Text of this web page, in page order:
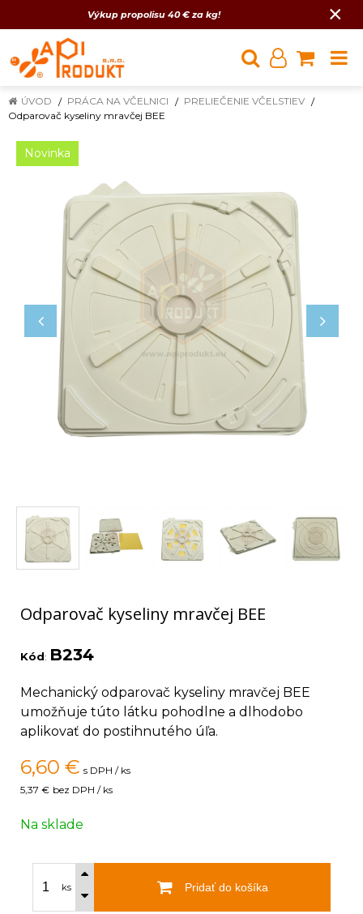
Výkup propolisu 40 € za kg! ×
ÚVOD PRÁCA NA VČELNICI
PRELIEČENIE VČELSTIEV
Odparovač kyseliny mravčej BEE
Novinka
Odparovač kyseliny mravčej BEE
Kód: B234
Mechanický odparovač kyseliny mravčej BEE
umožňuje túto látku pohodlne a dlhodobo
aplikovať do postihnutého úľa.
6,60 € s DPH / ks
5,37 € bez DPH / ks
Na sklade
ks Pridať do košíka